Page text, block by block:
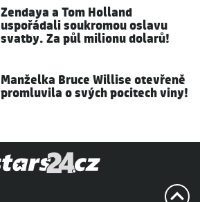
Zendaya a Tom Holland
uspořádali soukromou oslavu
svatby. Za půl milionu dolarů!
Manželka Bruce Willise otevřeně
promluvila o svých pocitech viny!